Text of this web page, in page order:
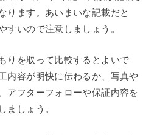
ります。あいまいな記載だと
すいので注意しましょう。
りを取って比較するとよいで
内容が明快に伝わるか、写真や
アフターフォローや保証内容を
ましょう。